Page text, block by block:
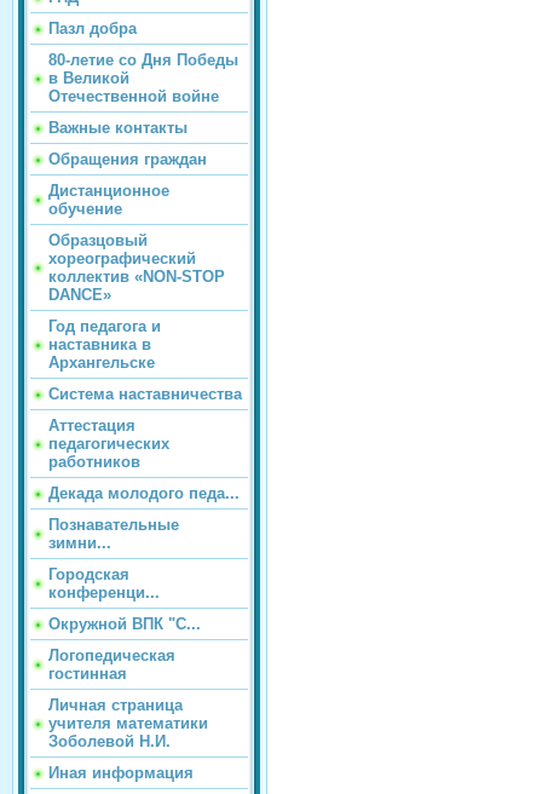
Пазл добра
80-летие со Дня Победы
в Великой
Отечественной войне
Важные контакты
Обращения граждан
Дистанционное
обучение
Образцовый
хореографический
коллектив «NON-STOP
DANCE»
Год педагога и
наставника в
Архангельске
Система наставничества
Аттестация
педагогических
работников
Декада молодого педа...
Познавательные
зимни...
Городская
конференци...
Окружной ВПК "С...
Логопедическая
гостинная
Личная страница
учителя математики
Зоболевой Н.И.
Иная информация